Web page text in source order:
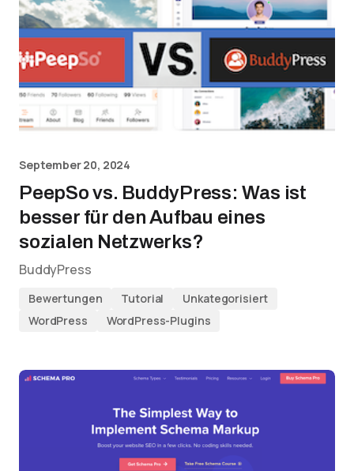
September 20, 2024
PeepSo vs. BuddyPress: Was ist
besser für den Aufbau eines
sozialen Netzwerks?
BuddyPress
Bewertungen Tutorial
Unkategorisiert
WordPress
WordPress-Plugins